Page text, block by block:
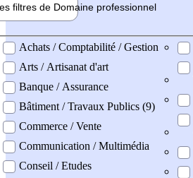
filtres de Domaine professionnel
professionel
Achats / Comptabilité / Gestion
Arts / Artisanat d'art
Banque / Assurance
Bâtiment / Travaux Publics (9)
Commerce / Vente
Communication / Multimédia
Conseil / Etudes